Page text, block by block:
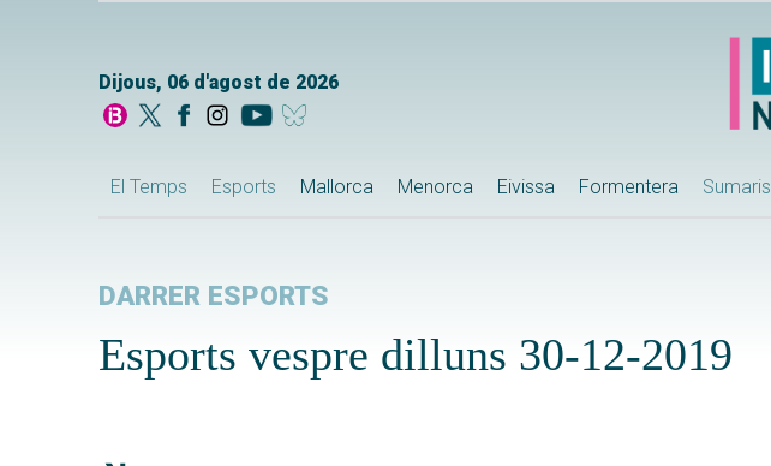
Dijous, 06 d'agost de 2026
El Temps Esports Mallorca Menorca Eivissa Formentera Sumaris
DARRER ESPORTS
Esports vespre dilluns 30-12-2019